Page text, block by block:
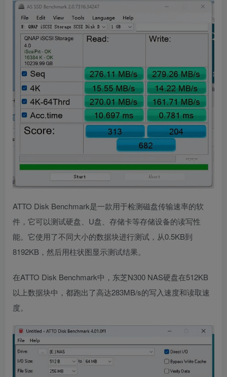
ATTO Disk Benchmark是一款用于检测磁盘传输速率的软
件，它可以测试硬盘、U盘、存储卡等存储设备的读写性
能。它使用了不同大小的数据块进行测试，从0.5KB到
8192KB，然后用柱状图显示测试结果。
在ATTO Disk Benchmark中，东芝N300 NAS硬盘在512KB
以上数据块中，都跑出了高达283MB/s的写入速度和读取速
度。